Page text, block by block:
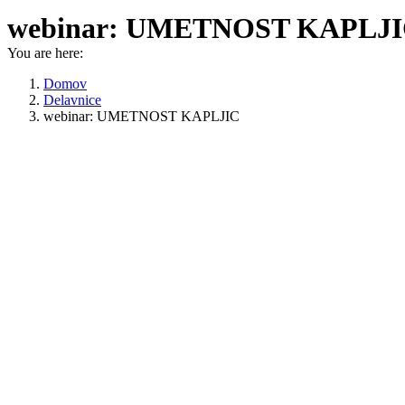
webinar: UMETNOST
You are here:
Domov
Delavnice
webinar: UMETNOST KAPLJIC